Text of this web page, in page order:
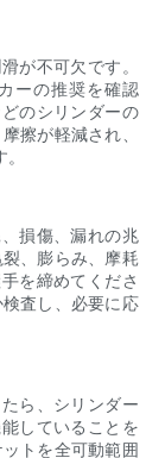
が不可欠です。
ーの推奨を確認
のシリンダーの
擦が軽減され、
損傷、漏れの兆
、膨らみ、摩耗
を締めてくださ
査し、必要に応
ら、シリンダー
していることを
トを全可動範囲